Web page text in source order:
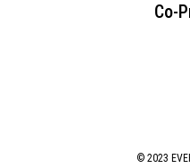
Co-
© 2023